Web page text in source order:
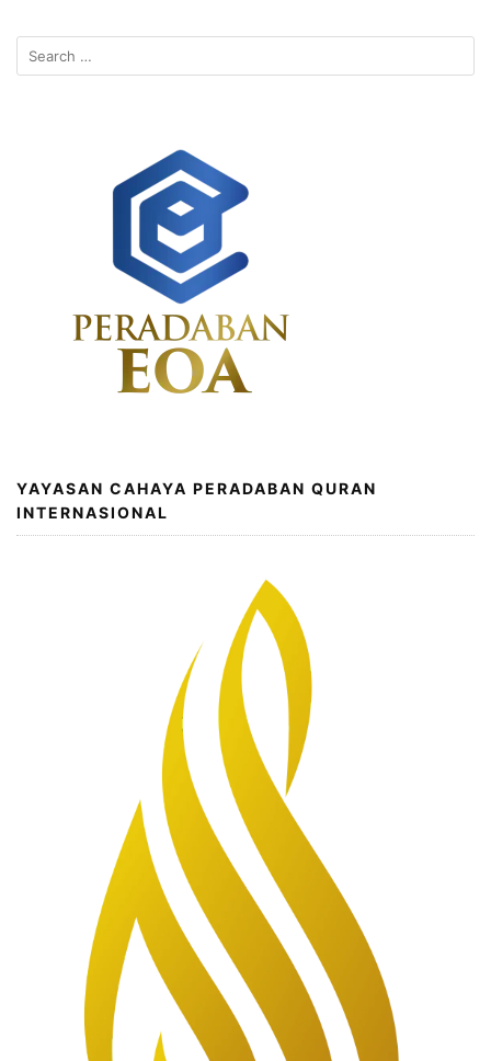
Search
for:
YAYASAN CAHAYA PERADABAN QURAN
INTERNASIONAL